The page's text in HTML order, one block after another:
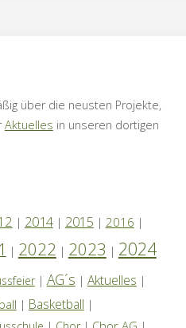
über die neusten Projekte,
Aktuelles in unseren dortigen
| 2014| 2015 | 2016 |
| 2022 | 2023 | 2024
| AG´s | Aktuelles |
| Basketball |